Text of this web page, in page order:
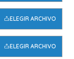
ELEGIR ARCHIVO
ELEGIR ARCHIVO